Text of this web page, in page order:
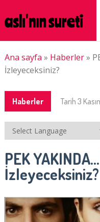
Ana sayfa » Haberler»
İzleyeceksiniz?
Haberler Tarih 3
PEK
İzleyeceksiniz?